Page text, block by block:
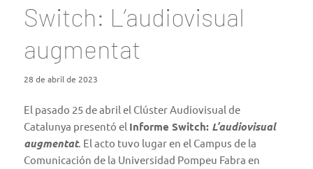
Switch: L’audiovisual
augmentat
28 de abril de 2023
El pasado 25 de abril el Clúster Audiovisual de
Catalunya presentó el Informe Switch: L’audiovisual
augmentat. El acto tuvo lugar en el Campus de la
Comunicación de la Universidad Pompeu Fabra en